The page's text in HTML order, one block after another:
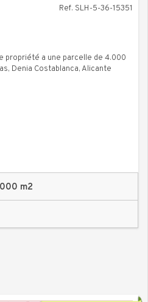
Ref. SLH-5-36-15351
propriété a une parcelle de 4.000
Denia Costablanca, Alicante
m2